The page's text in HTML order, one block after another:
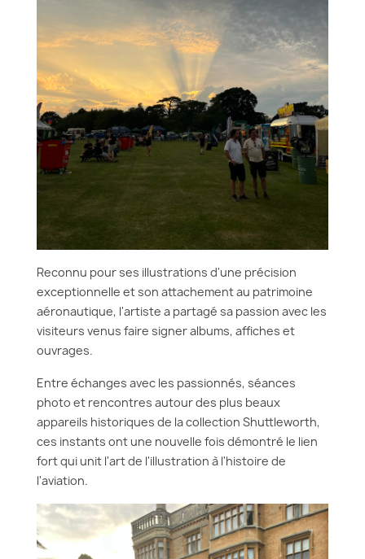
Reconnu pour ses illustrations d'une précision
exceptionnelle et son attachement au patrimoine
aéronautique, l'artiste a partagé sa passion avec les
visiteurs venus faire signer albums, affiches et
ouvrages.
Entre échanges avec les passionnés, séances
photo et rencontres autour des plus beaux
appareils historiques de la collection Shuttleworth,
ces instants ont une nouvelle fois démontré le lien
fort qui unit l'art de l'illustration à l'histoire de
l'aviation.